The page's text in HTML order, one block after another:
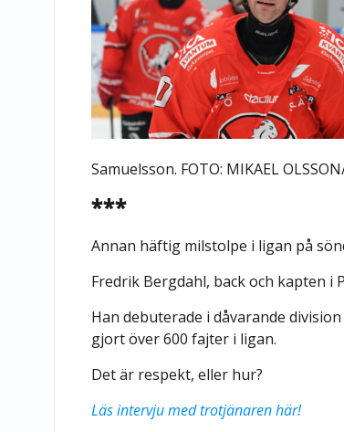
Samuelsson. FOTO: MIKAEL
***
Annan häftig milstolpe i ligan på
Fredrik Bergdahl, back och kapten i
Han debuterade i dåvarande
gjort över 600 fajter i ligan.
Det är respekt, eller hur?
Läs intervju med trotjänaren här!